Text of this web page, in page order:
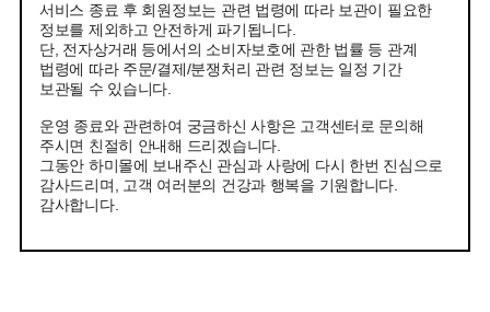
서비스 종료 후 회원정보는 관련 법령에 따라 보관이 필요한
정보를 제외하고 안전하게 파기됩니다.
단, 전자상거래 등에서의 소비자보호에 관한 법률 등 관계
법령에 따라 주문/결제/분쟁처리 관련 정보는 일정 기간
보관될 수 있습니다.
운영 종료와 관련하여 궁금하신 사항은 고객센터로 문의해
주시면 친절히 안내해 드리겠습니다.
그동안 하미몰에 보내주신 관심과 사랑에 다시 한번 진심으로
감사드리며, 고객 여러분의 건강과 행복을 기원합니다.
감사합니다.